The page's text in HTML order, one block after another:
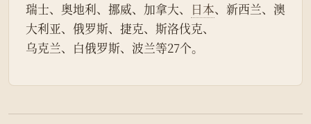
瑞士、奥地利、挪威、加拿大、
日本、新西兰、澳
大利亚、俄罗斯、捷克、斯洛伐克、
乌克兰、白俄罗斯、波兰等27个。